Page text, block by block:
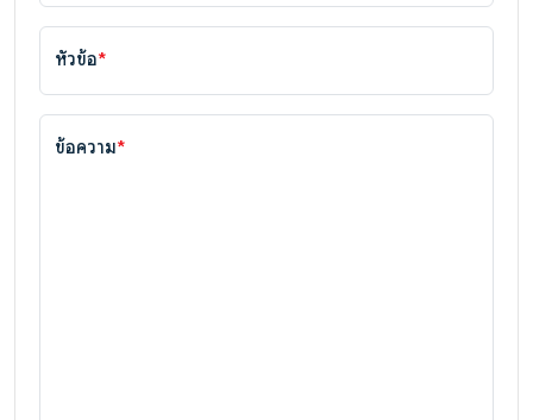
หัวข้อ*
ข้อความ*